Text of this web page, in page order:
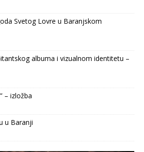
Svetog Lovre u Baranjskom
albuma i vizualnom identitetu –
– izložba
u Baranji